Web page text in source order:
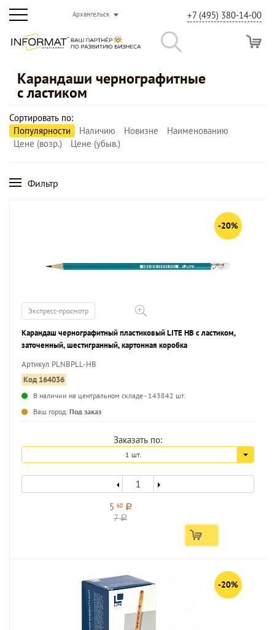
Архангельск +7 (495) 380-14-00
Карандаши чернографитные
с ластиком
Сортировать по:
Популярности
Наличию Новизне
Наименованию
Цене (возр.)
Цене (убыв.)
Фильтр
-20%
Экспресс-просмотр
Карандаш чернографитный пластиковый LITE НВ с ластиком,
заточенный, шестигранный, картонная коробка
Артикул PLNBPLL-HB
Код 164036
В наличии на центральном складе - 143842 шт.
Ваш город: Под заказ
Заказать по:
1 шт.
5 60 a
7a
-20%